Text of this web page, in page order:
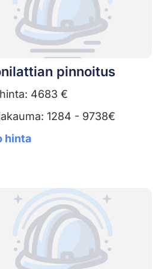
pinnoitus
4683 €
1284 - 9738€
hinta